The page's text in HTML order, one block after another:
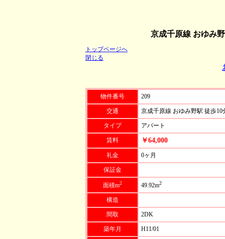
京成千原線 おゆみ
トップページへ
閉じる
物件番号 209
交通 京成千原線 おゆみ野駅 徒歩10
タイプ アパート
賃料 ￥64,000
礼金 0ヶ月
保証金
面積m2 49.92m2
構造
間取 2DK
築年月 H11/01